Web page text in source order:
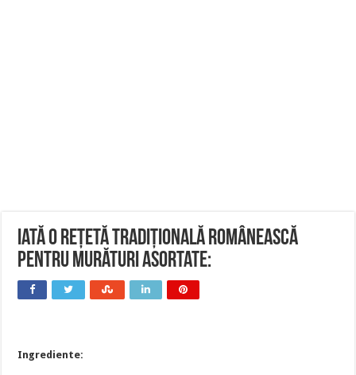
Iată o rețetă tradițională românească
pentru murături asortate:
Ingrediente: